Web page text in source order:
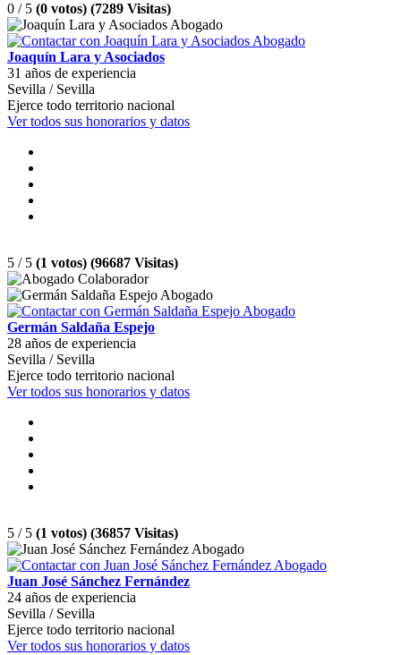
0 / 5 (0 votos) (7289 Visitas)
Joaquín Lara y Asociados
31 años de experiencia
Sevilla / Sevilla
Ejerce todo territorio nacional
Ver todos sus honorarios y datos
5 / 5 (1 votos) (96687 Visitas)
Germán Saldaña Espejo
28 años de experiencia
Sevilla / Sevilla
Ejerce todo territorio nacional
Ver todos sus honorarios y datos
5 / 5 (1 votos) (36857 Visitas)
Juan José Sánchez Fernández
24 años de experiencia
Sevilla / Sevilla
Ejerce todo territorio nacional
Ver todos sus honorarios y datos